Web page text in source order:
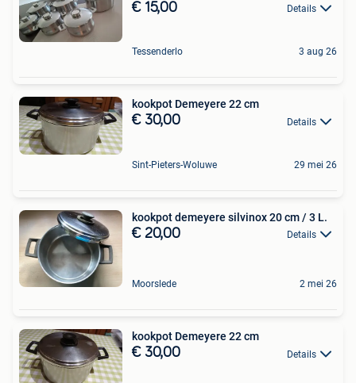
€ 15,00 Details
Tessenderlo 3 aug 26
kookpot Demeyere 22 cm
€ 30,00 Details
Sint-Pieters-Woluwe 29 mei 26
kookpot demeyere silvinox 20 cm / 3 L.
€ 20,00 Details
Moorslede 2 mei 26
kookpot Demeyere 22 cm
€ 30,00 Details